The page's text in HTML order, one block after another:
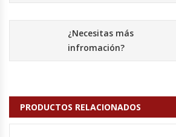
Lavafondos
¿Necesitas más
infromación?
PRODUCTOS RELACIONADOS